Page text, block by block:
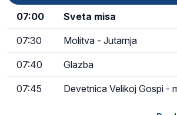
07:00 Sveta misa
07:30 Molitva - Jutarnja
07:40 Glazba
07:45 Devetnica Velikoj Gospi -